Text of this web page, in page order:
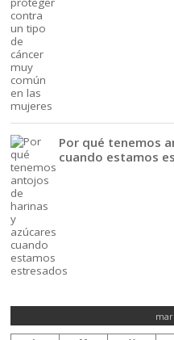
Por qué tenemos
cuando estamos